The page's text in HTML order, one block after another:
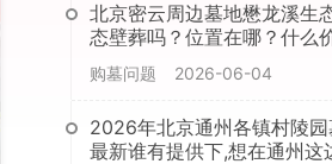
北京密云周边墓地懋龙溪生
态壁葬吗？位置在哪？什么
购墓问题 2026-06-04
2026年北京通州各镇村陵
最新谁有提供下,想在通州这